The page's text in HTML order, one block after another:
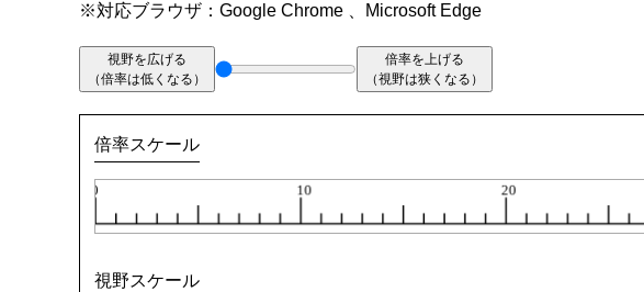
※対応ブラウザ：Google Chrome 、Microsoft Edge
視野を広げる
（倍率は低くなる）
倍率を上げる
（視野は狭くなる）
倍率スケール
視野スケール